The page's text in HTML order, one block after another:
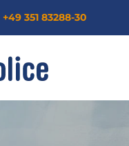
+49 351 83288-30